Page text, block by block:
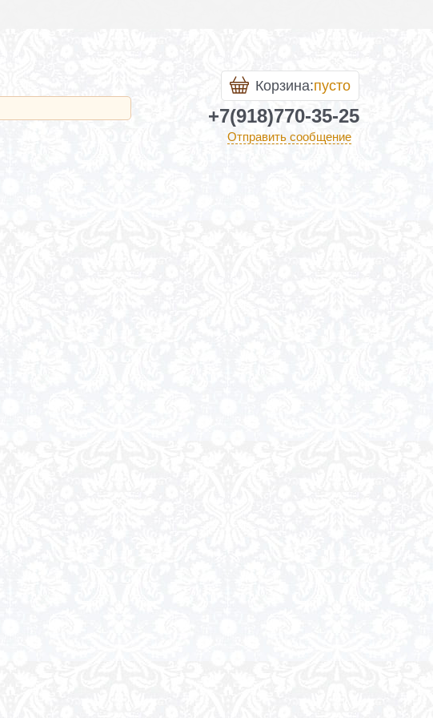
Корзина:пусто
+7(918)770-35-25
Отправить сообщение